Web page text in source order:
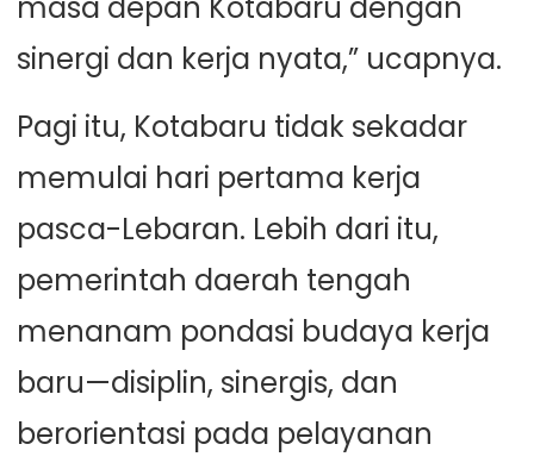
sinergi dan kerja nyata,” ucapnya.
Pagi itu, Kotabaru tidak sekadar
memulai hari pertama kerja
pasca-Lebaran. Lebih dari itu,
pemerintah daerah tengah
menanam pondasi budaya kerja
baru—disiplin, sinergis, dan
berorientasi pada pelayanan